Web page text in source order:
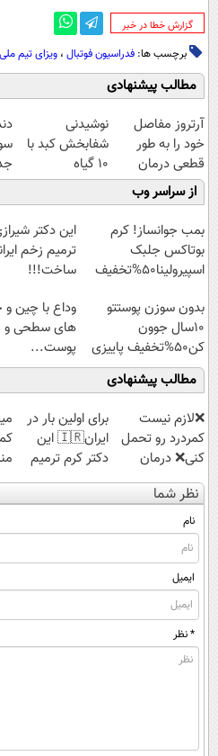
‌گزارش خطا در خبر
برچسب ها: فدراسیون فوتبال ، ویزای تیم ملی
مطالب پیشنهادی
آرتروز مفاصل
خود را به طور
قطعی درمان
کنید!
◗پرسش‌نامه◖
نوشیدنی
شفابخش کبد با
10 گیاه
موثر(تخفیف تا
امشب)
از سراسر وب
بمب جوانساز! کرم
بوتاکس جلبک
اسپیرولینا50%تخفیف
این دکتر
ترمیم زخم
ساخت!!!
بدون سوزن پوستتو
10سال جوون
کن50%تخفیف پاییزی
وداع با چین
های سطحی و
پوست...
مطالب پیشنهادی
❌لازم نیست
کمردرد رو تحمل
کنی❌ درمان
بدون جراحی و
قرص
(پرسشنامه)
برای اولین بار در
ایران🇮🇷 این
دکتر کرم ترمیم
کننده 23 روزه
ساخت!
نظر شما
نام
ایمیل
* نظر